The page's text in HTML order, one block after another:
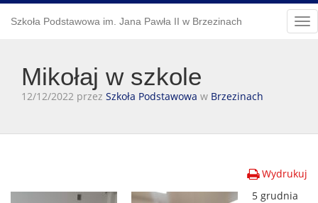
Szkoła Podstawowa im. Jana Pawła II w Brzezinach
Mikołaj w szkole
12/12/2022 przez Szkoła Podstawowa w Brzezinach
Wydrukuj
5 grudnia